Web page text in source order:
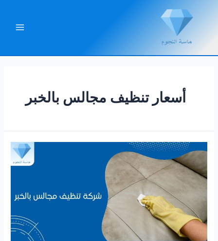
أسعار تنظيف مجالس بالخبر